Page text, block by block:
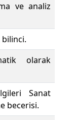
ve analiz
olarak
Sanat
becerisi.